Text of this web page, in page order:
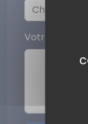
Votre